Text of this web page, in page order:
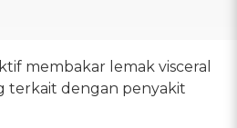
membakar lemak visceral
terkait dengan penyakit